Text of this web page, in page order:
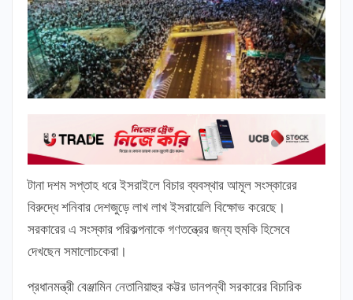
টানা দশম সপ্তাহ ধরে ইসরাইলে বিচার ব্যবস্থার আমূল সংস্কারের
বিরুদ্ধে শনিবার দেশজুড়ে লাখ লাখ ইসরায়েলি বিক্ষোভ করেছে।
সরকারের এ সংস্কার পরিকল্পনাকে গণতন্ত্রের জন্য হুমকি হিসেবে
দেখছেন সমালোচকেরা।
প্রধানমন্ত্রী বেঞ্জামিন নেতানিয়াহুর কট্টর ডানপন্থী সরকারের বিচারিক